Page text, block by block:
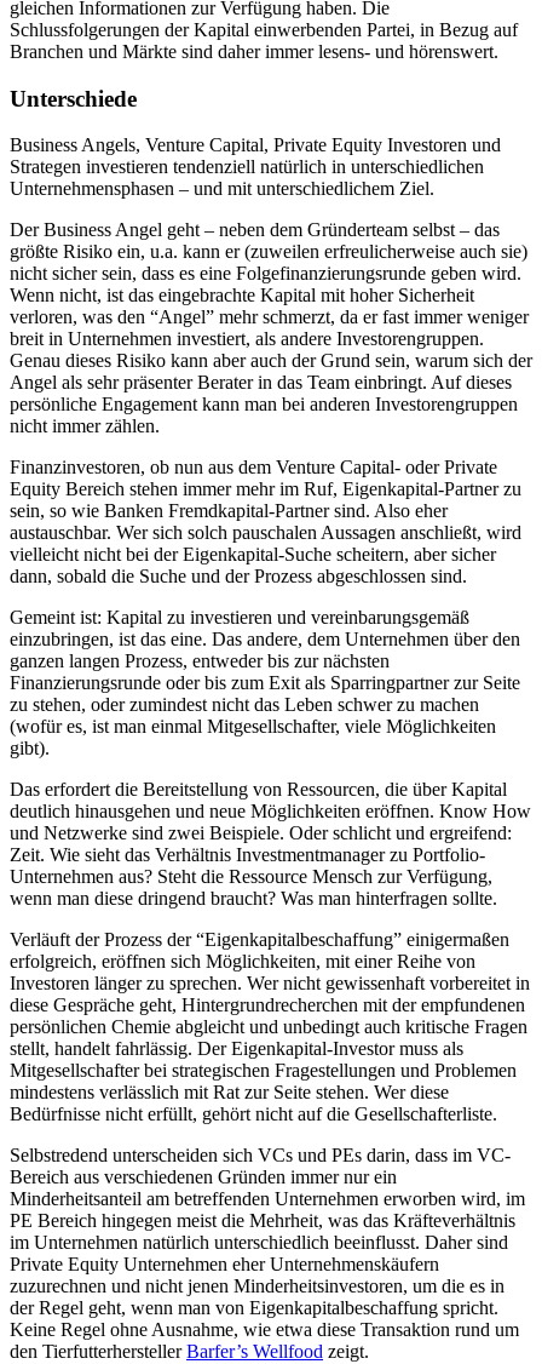
gleichen Informationen zur Verfügung haben. Die
Schlussfolgerungen der Kapital einwerbenden Partei, in Bezug auf
Branchen und Märkte sind daher immer lesens- und hörenswert.
Unterschiede
Business Angels, Venture Capital, Private Equity Investoren und
Strategen investieren tendenziell natürlich in unterschiedlichen
Unternehmensphasen – und mit unterschiedlichem Ziel.
Der Business Angel geht – neben dem Gründerteam selbst – das
größte Risiko ein, u.a. kann er (zuweilen erfreulicherweise auch sie)
nicht sicher sein, dass es eine Folgefinanzierungsrunde geben wird.
Wenn nicht, ist das eingebrachte Kapital mit hoher Sicherheit
verloren, was den “Angel” mehr schmerzt, da er fast immer weniger
breit in Unternehmen investiert, als andere Investorengruppen.
Genau dieses Risiko kann aber auch der Grund sein, warum sich der
Angel als sehr präsenter Berater in das Team einbringt. Auf dieses
persönliche Engagement kann man bei anderen Investorengruppen
nicht immer zählen.
Finanzinvestoren, ob nun aus dem Venture Capital- oder Private
Equity Bereich stehen immer mehr im Ruf, Eigenkapital-Partner zu
sein, so wie Banken Fremdkapital-Partner sind. Also eher
austauschbar. Wer sich solch pauschalen Aussagen anschließt, wird
vielleicht nicht bei der Eigenkapital-Suche scheitern, aber sicher
dann, sobald die Suche und der Prozess abgeschlossen sind.
Gemeint ist: Kapital zu investieren und vereinbarungsgemäß
einzubringen, ist das eine. Das andere, dem Unternehmen über den
ganzen langen Prozess, entweder bis zur nächsten
Finanzierungsrunde oder bis zum Exit als Sparringpartner zur Seite
zu stehen, oder zumindest nicht das Leben schwer zu machen
(wofür es, ist man einmal Mitgesellschafter, viele Möglichkeiten
gibt).
Das erfordert die Bereitstellung von Ressourcen, die über Kapital
deutlich hinausgehen und neue Möglichkeiten eröffnen. Know How
und Netzwerke sind zwei Beispiele. Oder schlicht und ergreifend:
Zeit. Wie sieht das Verhältnis Investmentmanager zu Portfolio-
Unternehmen aus? Steht die Ressource Mensch zur Verfügung,
wenn man diese dringend braucht? Was man hinterfragen sollte.
Verläuft der Prozess der “Eigenkapitalbeschaffung” einigermaßen
erfolgreich, eröffnen sich Möglichkeiten, mit einer Reihe von
Investoren länger zu sprechen. Wer nicht gewissenhaft vorbereitet in
diese Gespräche geht, Hintergrundrecherchen mit der empfundenen
persönlichen Chemie abgleicht und unbedingt auch kritische Fragen
stellt, handelt fahrlässig. Der Eigenkapital-Investor muss als
Mitgesellschafter bei strategischen Fragestellungen und Problemen
mindestens verlässlich mit Rat zur Seite stehen. Wer diese
Bedürfnisse nicht erfüllt, gehört nicht auf die Gesellschafterliste.
Selbstredend unterscheiden sich VCs und PEs darin, dass im VC-
Bereich aus verschiedenen Gründen immer nur ein
Minderheitsanteil am betreffenden Unternehmen erworben wird, im
PE Bereich hingegen meist die Mehrheit, was das Kräfteverhältnis
im Unternehmen natürlich unterschiedlich beeinflusst. Daher sind
Private Equity Unternehmen eher Unternehmenskäufern
zuzurechnen und nicht jenen Minderheitsinvestoren, um die es in
der Regel geht, wenn man von Eigenkapitalbeschaffung spricht.
Keine Regel ohne Ausnahme, wie etwa diese Transaktion rund um
den TierfutterherstellerBarfer’s Wellfood zeigt.